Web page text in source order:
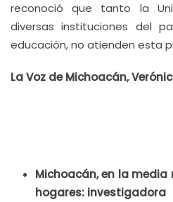
reconoció que tanto la
diversas instituciones del
educación, no atienden esta
La Voz de Michoacán,
Michoacán, en la
hogares: investigadora